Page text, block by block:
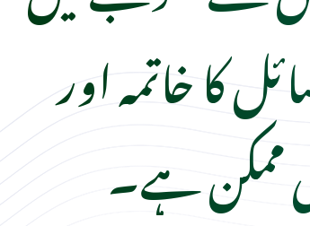
کا خاتمہ اور
ممکن ہے۔